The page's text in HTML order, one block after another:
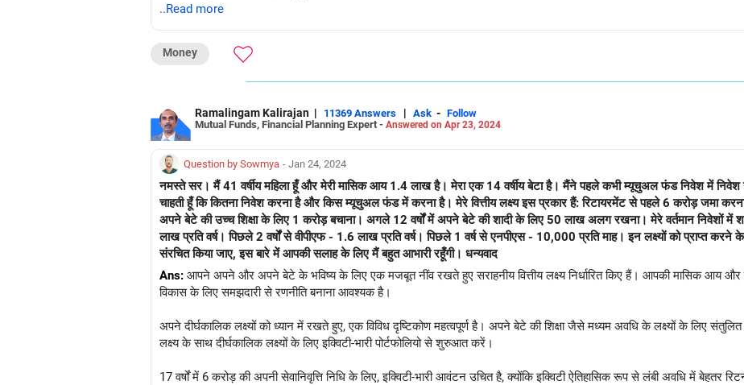
..Read more
Money
Ramalingam Kalirajan | 11369 Answers | Ask - Follow
Mutual Funds, Financial Planning Expert - Answered on Apr 23, 2024
Question by Sowmya - Jan 24, 2024
नमस्ते सर। मैं 41 वर्षीय महिला हूँ और मेरी मासिक आय 1.4 लाख है। मेरा एक 14 वर्षीय बेटा है। मैंने पहले कभी म्यूचुअल फंड निवेश में निवेश
चाहती हूँ कि कितना निवेश करना है और किस म्यूचुअल फंड में करना है। मेरे वित्तीय लक्ष्य इस प्रकार हैं: रिटायरमेंट से पहले 6 करोड़ जमा
अपने बेटे की उच्च शिक्षा के लिए 1 करोड़ बचाना। अगले 12 वर्षों में अपने बेटे की शादी के लिए 50 लाख अलग रखना। मेरे वर्तमान निवेशों में
लाख प्रति वर्ष। पिछले 2 वर्षों से वीपीएफ - 1.6 लाख प्रति वर्ष। पिछले 1 वर्ष से एनपीएस - 10,000 प्रति माह। इन लक्ष्यों को प्राप्त
संरचित किया जाए, इस बारे में आपकी सलाह के लिए मैं बहुत आभारी रहूँगी। धन्यवाद
Ans: आपने अपने और अपने बेटे के भविष्य के लिए एक मजबूत नींव रखते हुए सराहनीय वित्तीय लक्ष्य निर्धारित किए हैं। आपकी मासिक आय और
विकास के लिए समझदारी से रणनीति बनाना आवश्यक है।
अपने दीर्घकालिक लक्ष्यों को ध्यान में रखते हुए, एक विविध दृष्टिकोण महत्वपूर्ण है। अपने बेटे की शिक्षा जैसे मध्यम अवधि के लक्ष्यों के लिए
लक्ष्य के साथ दीर्घकालिक लक्ष्यों के लिए इक्विटी-भारी पोर्टफोलियो से शुरुआत करें।
17 वर्षों में 6 करोड़ की अपनी सेवानिवृत्ति निधि के लिए, इक्विटी-भारी आवंटन उचित है, क्योंकि इक्विटी ऐतिहासिक रूप से लंबी अवधि में बेहतर